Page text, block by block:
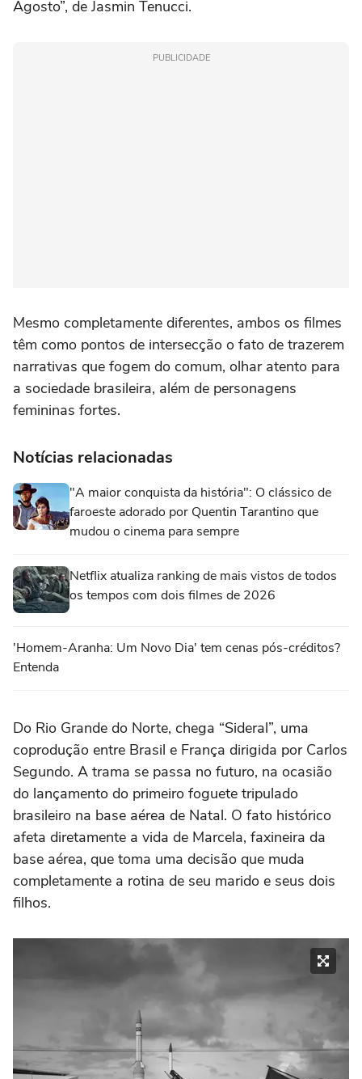
Agosto”, de Jasmin Tenucci.
PUBLICIDADE
Mesmo completamente diferentes, ambos os filmes
têm como pontos de intersecção o fato de trazerem
narrativas que fogem do comum, olhar atento para
a sociedade brasileira, além de personagens
femininas fortes.
Notícias relacionadas
"A maior conquista da história": O clássico de
faroeste adorado por Quentin Tarantino que
mudou o cinema para sempre
Netflix atualiza ranking de mais vistos de todos
os tempos com dois filmes de 2026
'Homem-Aranha: Um Novo Dia' tem cenas pós-créditos?
Entenda
Do Rio Grande do Norte, chega “Sideral”, uma
coprodução entre Brasil e França dirigida por Carlos
Segundo. A trama se passa no futuro, na ocasião
do lançamento do primeiro foguete tripulado
brasileiro na base aérea de Natal. O fato histórico
afeta diretamente a vida de Marcela, faxineira da
base aérea, que toma uma decisão que muda
completamente a rotina de seu marido e seus dois
filhos.